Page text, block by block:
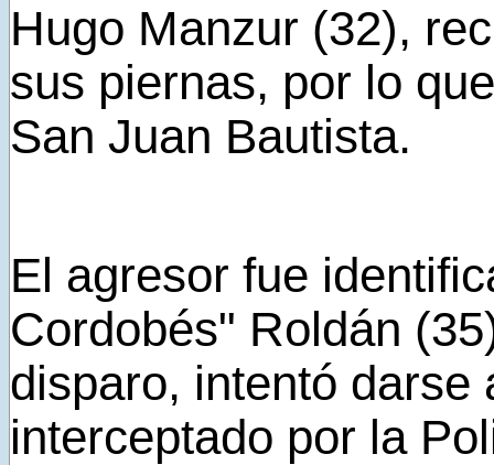
Hugo Manzur (32),
sus piernas, por lo
San Juan Bautista.
El agresor fue
Cordobés" Roldán
disparo, intentó darse
interceptado por la